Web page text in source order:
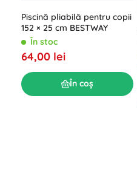
Piscină pliabilă pentru copii
152 × 25 cm BESTWAY
În stoc
64,00 lei
În coș